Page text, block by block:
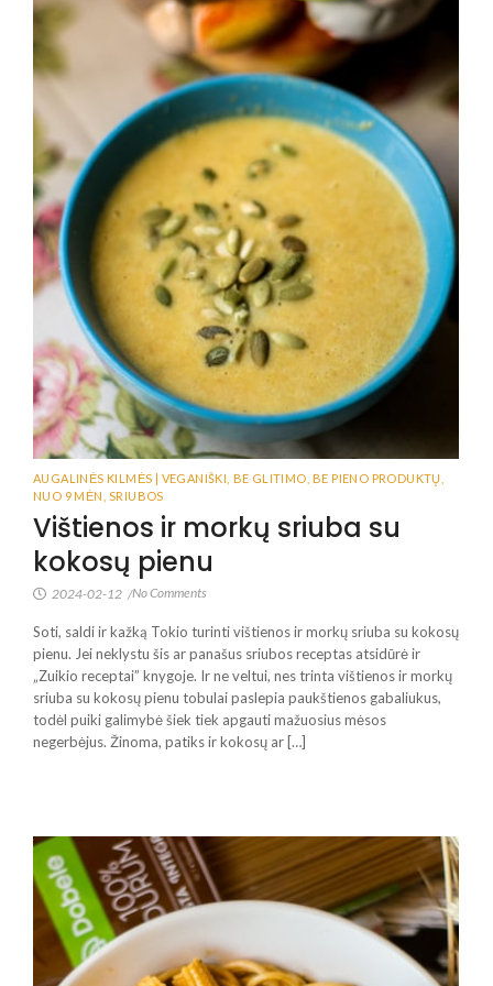
AUGALINĖS KILMĖS | VEGANIŠKI BE GLITIMO BE PIENO PRODUKTŲ
NUO 9 MĖN
SRIUBOS
Vištienos ir morkų sriuba su
kokosų pienu
2024-02-12 /No Comments
Soti, saldi ir kažką Tokio turinti vištienos ir morkų sriuba su kokosų
pienu. Jei neklystu šis ar panašus sriubos receptas atsidūrė ir
„Zuikio receptai” knygoje. Ir ne veltui, nes trinta vištienos ir morkų
sriuba su kokosų pienu tobulai paslepia paukštienos gabaliukus,
todėl puiki galimybė šiek tiek apgauti mažuosius mėsos
negerbėjus. Žinoma, patiks ir kokosų ar […]